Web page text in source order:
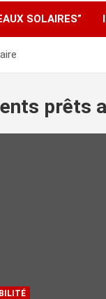
SOLAIRES”
prêts